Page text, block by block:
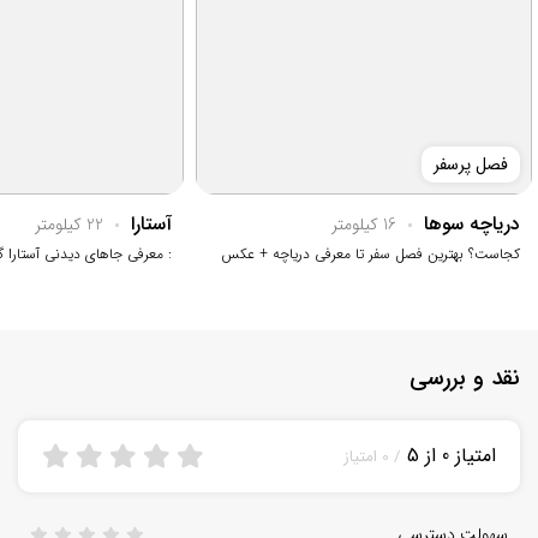
فصل پرسفر
دریاچه سوها 16 کیلومتر
کجاست؟ بهترین فصل سفر تا معرفی دریاچه + عکس
آستارا 22 کیلومتر
: معرفی جاهای دیدنی
نقد و بررسی
امتیاز 0 از 5 / 0 امتیاز